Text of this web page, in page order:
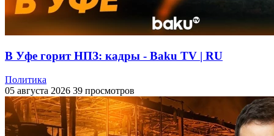
В Уфе горит НПЗ: кадры - Baku TV | RU
Политика
05 августа 2026 39 просмотров